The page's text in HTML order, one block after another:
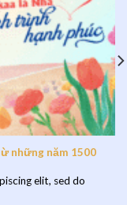
những năm 1500
elit, sed do